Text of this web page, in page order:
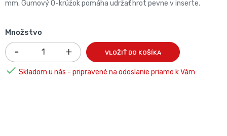
mm. Gumový O-krúžok pomáha udržať hrot pevne v inserte.
Množstvo
VLOŽIŤ DO KOŠÍKA
 Skladom u nás - pripravené na odoslanie priamo k Vám